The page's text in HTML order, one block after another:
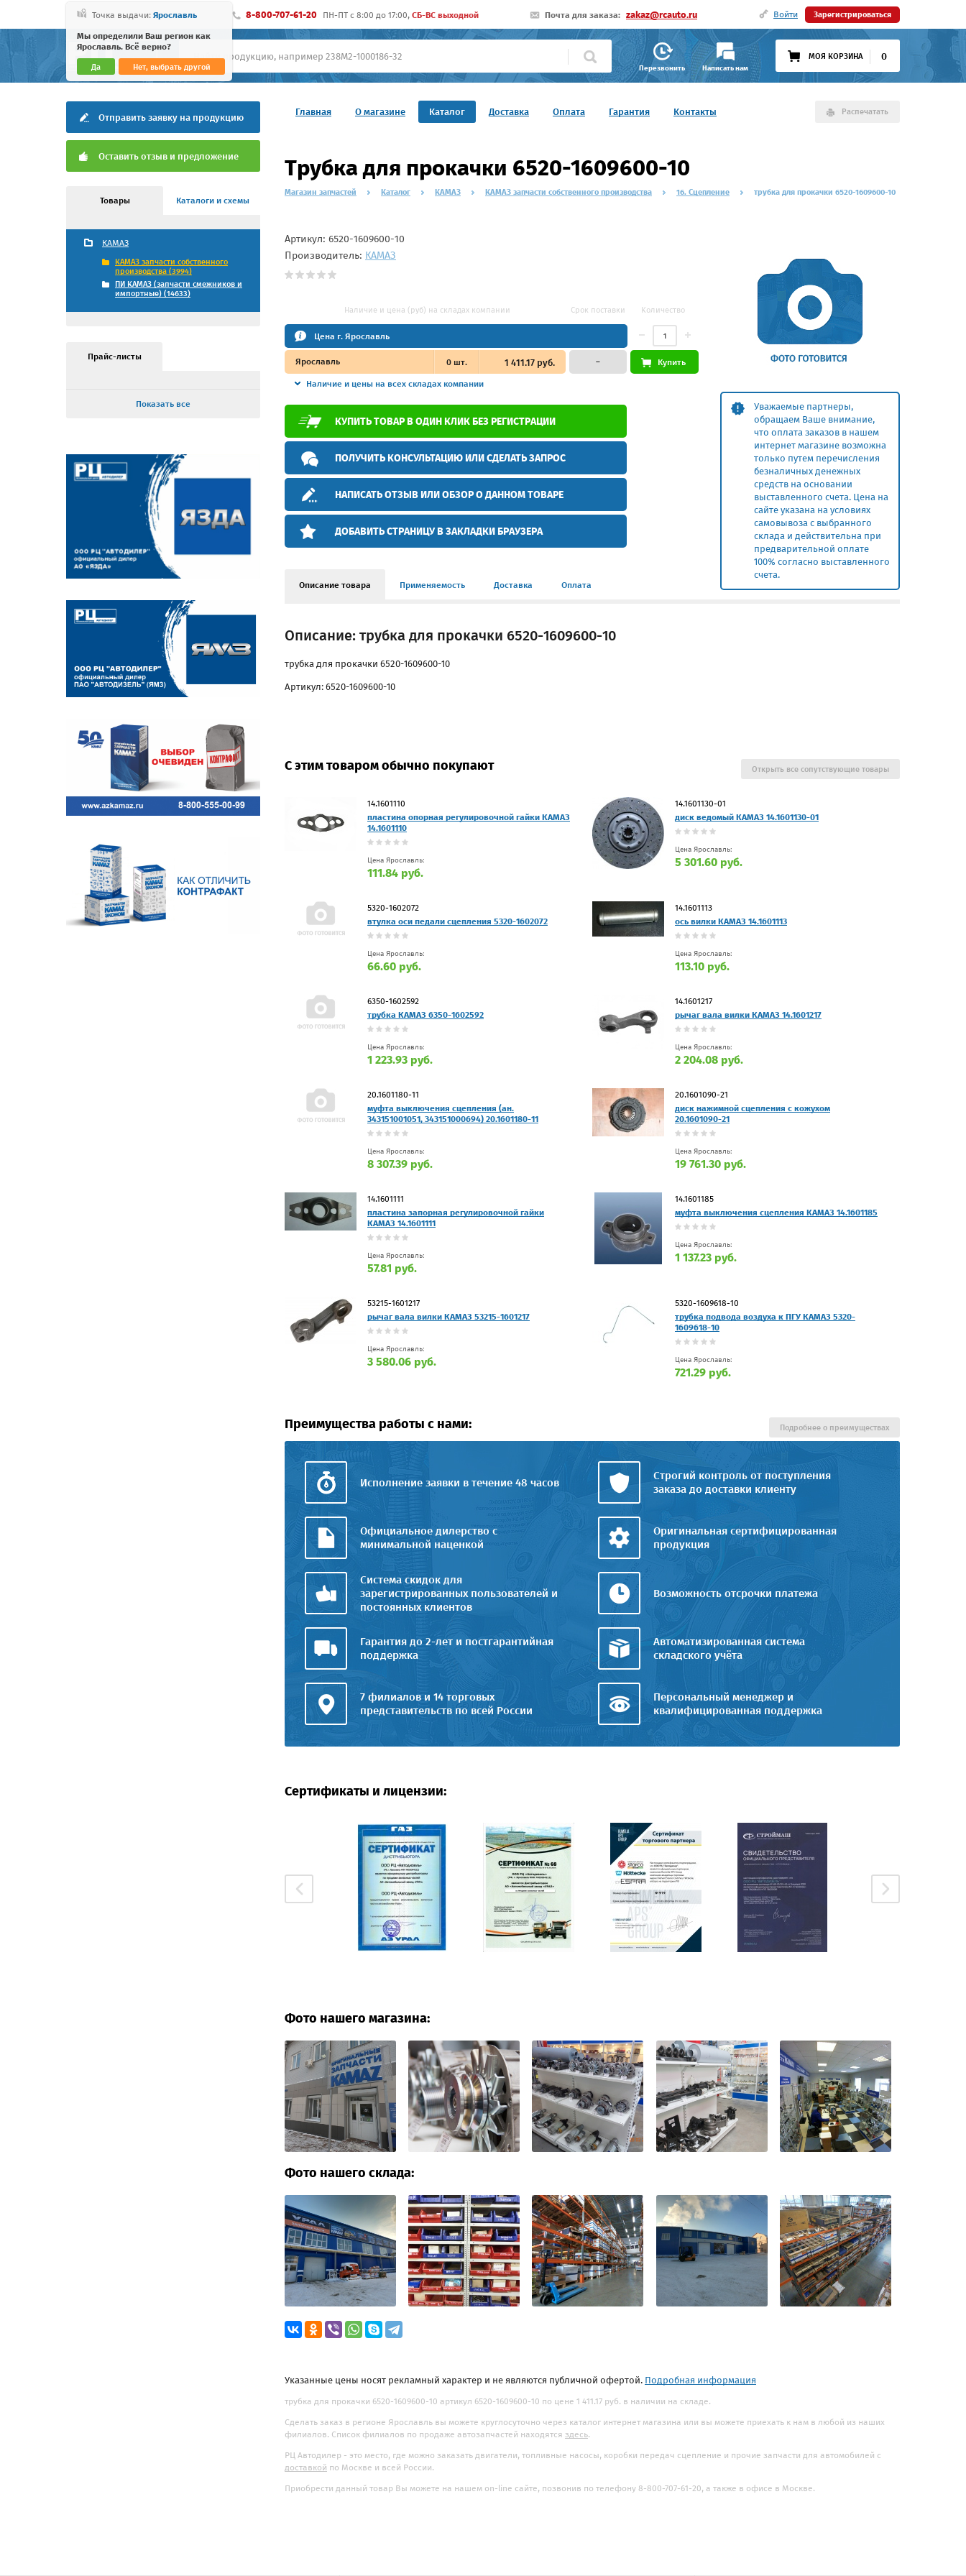
Точка выдачи: Ярославль
Мы определили Ваш регион как
Ярославль. Всё верно?
Да Нет, выбрать другой
8-800-707-61-20 ПН-ПТ c 8:00 до 17:00, СБ-ВС выходной Почта для заказа: zakaz@rcauto.ru Войти Зарегистрироваться
Перезвонить Написать нам
МОЯ КОРЗИНА 0
Главная О магазине Каталог Доставка Оплата Гарантия Контакты Распечатать
Отправить заявку на продукцию
Оставить отзыв и предложение
Товары Каталоги и схемы
КАМАЗ
КАМАЗ запчасти собственного
производства (3994)
ПИ КАМАЗ (запчасти смежников и
импортные) (14633)
Прайс-листы
Показать все
Трубка для прокачки 6520-1609600-10
Магазин запчастей Каталог КАМАЗ КАМАЗ запчасти собственного производства 16. Сцепление трубка для прокачки 6520-1609600-10
Уважаемые партнеры,
обращаем Ваше внимание,
что оплата заказов в нашем
интернет магазине возможна
только путем перечисления
безналичных денежных
средств на основании
выставленного счета. Цена на
сайте указана на условиях
самовывоза с выбранного
склада и действительна при
предварительной оплате
100% согласно выставленного
счета.
Артикул: 6520-1609600-10
Производитель: КАМАЗ
Наличие и цена (руб) на складах компании Срок поставки Количество
Цена г. Ярославль
Ярославль 0шт. 1 411.17 руб.
Наличие и цены на всех складах компании
– Купить
КУПИТЬ ТОВАР В ОДИН КЛИК БЕЗ РЕГИСТРАЦИИ
ПОЛУЧИТЬ КОНСУЛЬТАЦИЮ ИЛИ СДЕЛАТЬ ЗАПРОС
НАПИСАТЬ ОТЗЫВ ИЛИ ОБЗОР О ДАННОМ ТОВАРЕ
ДОБАВИТЬ СТРАНИЦУ В ЗАКЛАДКИ БРАУЗЕРА
Описание товара Применяемость Доставка Оплата
Описание: трубка для прокачки 6520-1609600-10
трубка для прокачки 6520-1609600-10
Артикул: 6520-1609600-10
С этим товаром обычно покупают
14.1601110
пластина опорная регулировочной гайки КАМАЗ
14.1601110
Цена Ярославль:
111.84 руб.
14.1601130-01
диск ведомый КАМАЗ 14.1601130-01
Цена Ярославль:
5 301.60 руб.
5320-1602072
втулка оси педали сцепления 5320-1602072
Цена Ярославль:
66.60 руб.
14.1601113
ось вилки КАМАЗ 14.1601113
Цена Ярославль:
113.10 руб.
6350-1602592
трубка КАМАЗ 6350-1602592
Цена Ярославль:
1 223.93 руб.
14.1601217
рычаг вала вилки КАМАЗ 14.1601217
Цена Ярославль:
2 204.08 руб.
20.1601180-11
муфта выключения сцепления (ан.
343151001051, 343151000694) 20.1601180-11
Цена Ярославль:
8 307.39 руб.
20.1601090-21
диск нажимной сцепления с кожухом
20.1601090-21
Цена Ярославль:
19 761.30 руб.
14.1601111
пластина запорная регулировочной гайки
КАМАЗ 14.1601111
Цена Ярославль:
57.81 руб.
14.1601185
муфта выключения сцепления КАМАЗ 14.1601185
Цена Ярославль:
1 137.23 руб.
53215-1601217
рычаг вала вилки КАМАЗ 53215-1601217
Цена Ярославль:
3 580.06 руб.
5320-1609618-10
трубка подвода воздуха к ПГУ КАМАЗ 5320-
1609618-10
Цена Ярославль:
721.29 руб.
Открыть все сопутствующие товары
Преимущества работы с нами:
Исполнение заявки в течение 48 часов
Строгий контроль от поступления
заказа до доставки клиенту
Официальное дилерство с
минимальной наценкой
Оригинальная сертифицированная
продукция
Система скидок для
зарегистрированных пользователей и
постоянных клиентов
Возможность отсрочки платежа
Гарантия до 2-лет и постгарантийная
поддержка
Автоматизированная система
складского учёта
7 филиалов и 14 торговых
представительств по всей России
Персональный менеджер и
квалифицированная поддержка
Подробнее о преимуществах
Сертификаты и лицензии:
Фото нашего магазина:
Фото нашего склада:
Указанные цены носят рекламный характер и не являются публичной офертой. Подробная информация
трубка для прокачки 6520-1609600-10 артикул 6520-1609600-10 по цене 1 411.17 руб. в наличии на складе.
Сделать заказ в регионе Ярославль вы можете круглосуточно через каталог интернет магазина или вы можете приехать к нам в любой из наших
филиалов. Список филиалов по продаже автозапчастей находятся здесь.
РЦ Автодилер - это место, где можно заказать двигатели, топливные насосы, коробки передач сцепление и прочие запчасти для автомобилей с
доставкой по Москве и всей России.
Приобрести данный товар Вы можете на нашем on-line сайте, позвонив по телефону 8-800-707-61-20, а также в офисе в Москве.